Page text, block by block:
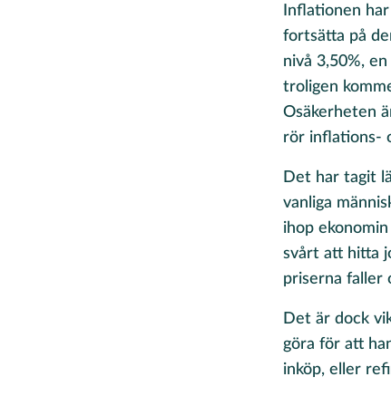
Inflationen
fortsätta på
nivå 3,50%,
troligen
Osäkerheten
rör inflations-
Det har tagit
vanliga
ihop
svårt att hitta
priserna faller
Det är dock
göra för att
inköp, eller